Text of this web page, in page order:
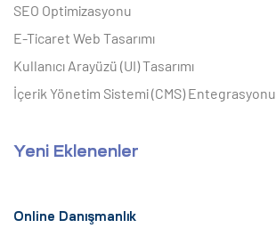
SEO Optimizasyonu
E-Ticaret Web Tasarımı
Kullanıcı Arayüzü (UI) Tasarımı
İçerik Yönetim Sistemi (CMS) Entegrasyonu
Yeni Eklenenler
Online Danışmanlık